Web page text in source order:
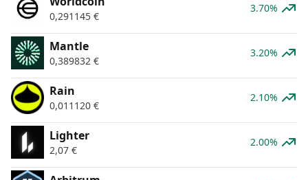
0,291145 €
3.70%
Mantle
0,389832 €
3.20%
Rain
0,011120 €
2.10%
Lighter
2,07 €
2.00%